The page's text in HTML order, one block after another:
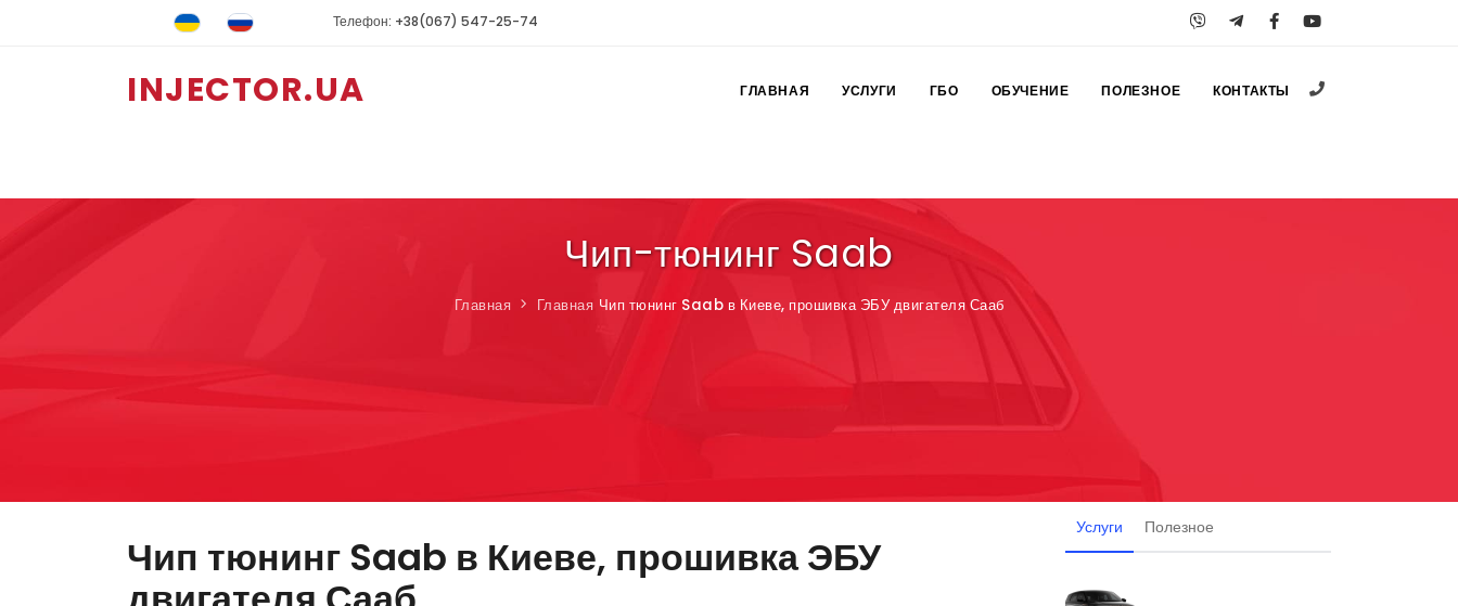
Телефон: +38(067) 547-25-74
INJECTOR.UA +38 (067) 547-
ГЛАВНАЯ УСЛУГИ ГБО ОБУЧЕНИЕ ПОЛЕЗНОЕ КОНТАКТЫ
Чип-тюнинг Saab
Главная Главная Чип тюнинг Saab в Киеве, прошивка ЭБУ двигателя Сааб
Чип тюнинг Saab в Киеве, прошивка ЭБУ
Услуги Полезное